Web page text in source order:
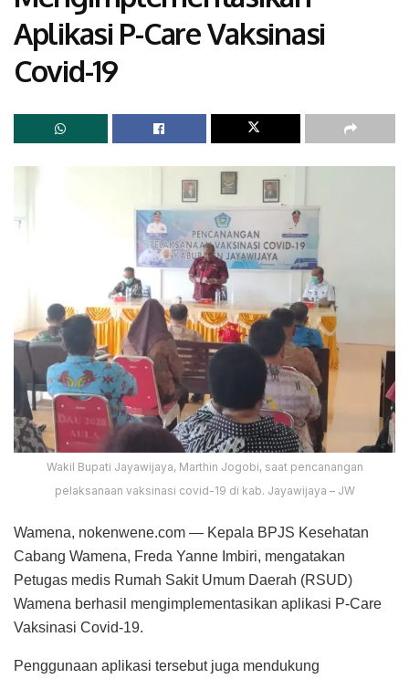
Aplikasi P-Care Vaksinasi
Covid-19
Wakil Bupati Jayawijaya, Marthin Jogobi, saat pencanangan
pelaksanaan vaksinasi covid-19 di kab. Jayawijaya – JW
Wamena, nokenwene.com — Kepala BPJS Kesehatan
Cabang Wamena, Freda Yanne Imbiri, mengatakan
Petugas medis Rumah Sakit Umum Daerah (RSUD)
Wamena berhasil mengimplementasikan aplikasi P-Care
Vaksinasi Covid-19.
Penggunaan aplikasi tersebut juga mendukung